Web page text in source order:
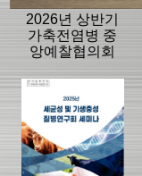
2026년 상반기
가축전염병 중
앙예찰협의회